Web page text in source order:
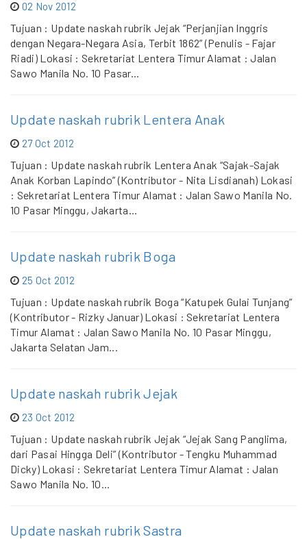
02 Nov 2012
Tujuan : Update naskah rubrik Jejak “Perjanjian Inggris
dengan Negara-Negara Asia, Terbit 1862” (Penulis - Fajar
Riadi) Lokasi : Sekretariat Lentera Timur Alamat : Jalan
Sawo Manila No. 10 Pasar...
Update naskah rubrik Lentera Anak
27 Oct 2012
Tujuan : Update naskah rubrik Lentera Anak “Sajak-Sajak
Anak Korban Lapindo” (Kontributor - Nita Lisdianah) Lokasi
: Sekretariat Lentera Timur Alamat : Jalan Sawo Manila No.
10 Pasar Minggu, Jakarta...
Update naskah rubrik Boga
25 Oct 2012
Tujuan : Update naskah rubrik Boga “Katupek Gulai Tunjang”
(Kontributor - Rizky Januar) Lokasi : Sekretariat Lentera
Timur Alamat : Jalan Sawo Manila No. 10 Pasar Minggu,
Jakarta Selatan Jam...
Update naskah rubrik Jejak
23 Oct 2012
Tujuan : Update naskah rubrik Jejak “Jejak Sang Panglima,
dari Pasai Hingga Deli” (Kontributor - Tengku Muhammad
Dicky) Lokasi : Sekretariat Lentera Timur Alamat : Jalan
Sawo Manila No. 10...
Update naskah rubrik Sastra